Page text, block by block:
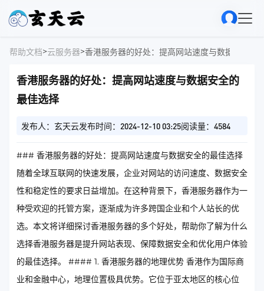
帮助文档>云服务器>香港服务器的好处：提高网站速度与数据安全的
香港服务器的好处：提高网站速度与数据安全的
最佳选择
发布人：玄天云发布时间：2024-12-10 03:25阅读量：4584
### 香港服务器的好处：提高网站速度与数据安全的最佳选择
随着全球互联网的快速发展，企业对网站的访问速度、数据安全
性和稳定性的要求日益增加。在这种背景下，香港服务器作为一
种受欢迎的托管方案，逐渐成为许多跨国企业和个人站长的优
选。本文将详细探讨香港服务器的多个好处，帮助你了解为什么
选择香港服务器是提升网站表现、保障数据安全和优化用户体验
的最佳选择。 #### 1. 香港服务器的地理优势 香港作为国际商
业和金融中心，地理位置极具优势。它位于亚太地区的核心位